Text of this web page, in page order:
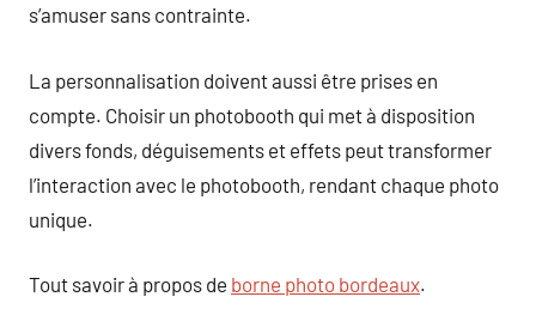
s’amuser sans contrainte.
La personnalisation doivent aussi être prises en
compte. Choisir un photobooth qui met à disposition
divers fonds, déguisements et effets peut transformer
l’interaction avec le photobooth, rendant chaque photo
unique.
Tout savoir à propos de borne photo bordeaux.